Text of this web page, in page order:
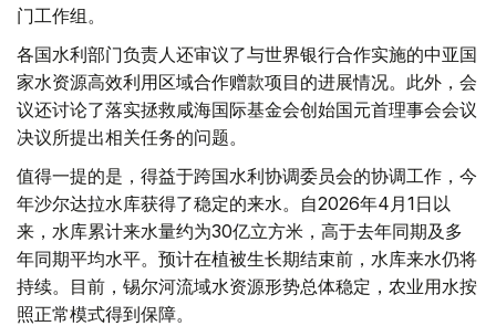
门工作组。
各国水利部门负责人还审议了与世界银行合作实施的中亚国
家水资源高效利用区域合作赠款项目的进展情况。此外，会
议还讨论了落实拯救咸海国际基金会创始国元首理事会会议
决议所提出相关任务的问题。
值得一提的是，得益于跨国水利协调委员会的协调工作，今
年沙尔达拉水库获得了稳定的来水。自2026年4月1日以
来，水库累计来水量约为30亿立方米，高于去年同期及多
年同期平均水平。预计在植被生长期结束前，水库来水仍将
持续。目前，锡尔河流域水资源形势总体稳定，农业用水按
照正常模式得到保障。